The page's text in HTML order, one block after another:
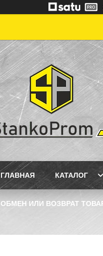
ГЛАВНАЯ КАТАЛОГ
ОБМЕН ИЛИ ВОЗВРАТ